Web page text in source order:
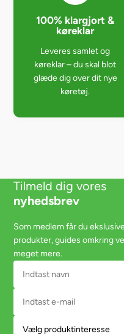
100% klargjort &
køreklar
Leveres samlet og
køreklar – du skal blot
glæde dig over dit nye
køretøj.
Tilmeld dig vores
nyhedsbrev
Som medlem får du
produkter, guides omkring
meget mere.